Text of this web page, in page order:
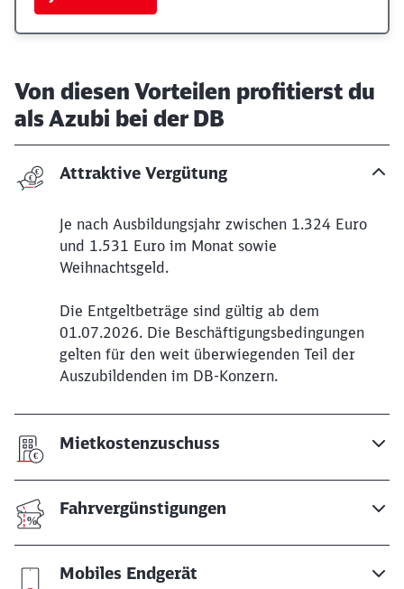
Von diesen Vorteilen profitierst du
als Azubi bei der DB
Attraktive Vergütung
Je nach Ausbildungsjahr zwischen 1.324 Euro
und 1.531 Euro im Monat sowie
Weihnachtsgeld.
Die Entgeltbeträge sind gültig ab dem
01.07.2026. Die Beschäftigungsbedingungen
gelten für den weit überwiegenden Teil der
Auszubildenden im DB-Konzern.
Mietkostenzuschuss
Fahrvergünstigungen
Mobiles Endgerät